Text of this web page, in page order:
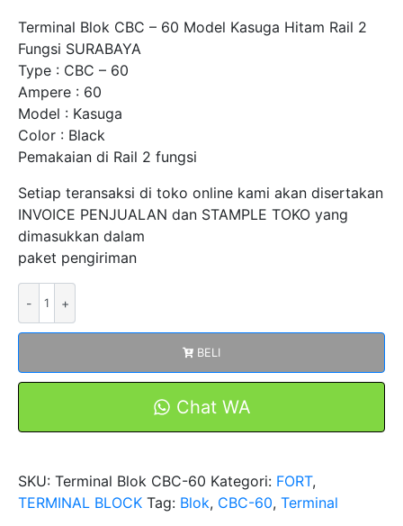
Terminal Blok CBC – 60 Model Kasuga Hitam Rail 2
Fungsi SURABAYA
Type : CBC – 60
Ampere : 60
Model : Kasuga
Color : Black
Pemakaian di Rail 2 fungsi
Setiap teransaksi di toko online kami akan disertakan
INVOICE PENJUALAN dan STAMPLE TOKO yang
dimasukkan dalam
paket pengiriman
Blok
60
2
Fungsi
BELI
Chat WA
SKU: Terminal Blok CBC-60 Kategori: FORT,
TERMINAL BLOCK Tag: Blok, CBC-60, Terminal